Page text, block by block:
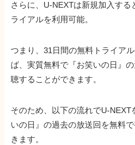
さらに、U-NEXTは新規加入する
ライアルを利用可能。
つまり、31日間の無料トライア
ば、実質無料で『お笑いの日』
聴することができます。
そのため、以下の流れでU-NEXT
いの日』の過去の放送回を無料
きます。